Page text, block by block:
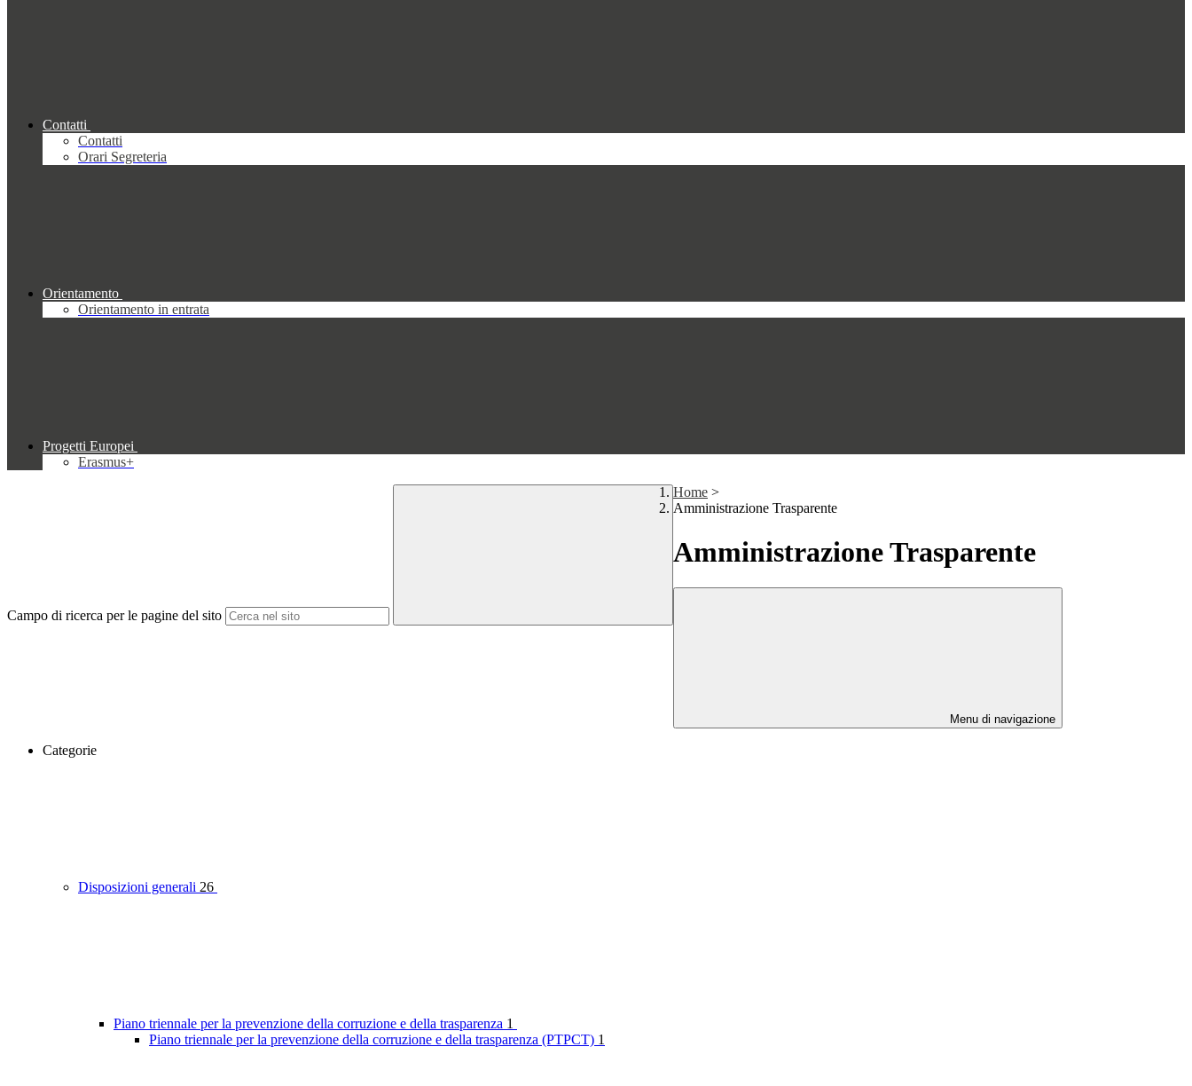
Contatti
Contatti
Orari Segreteria
Orientamento
Orientamento in entrata
Progetti Europei
Erasmus+
Campo di ricerca per le pagine del sito
Home >
Amministrazione Trasparente
Amministrazione Trasparente
Menu di navigazione
Categorie
Disposizioni generali 26
Piano triennale per la prevenzione della corruzione e della trasparenza 1
Piano triennale per la prevenzione della corruzione e della trasparenza (PTPCT) 1